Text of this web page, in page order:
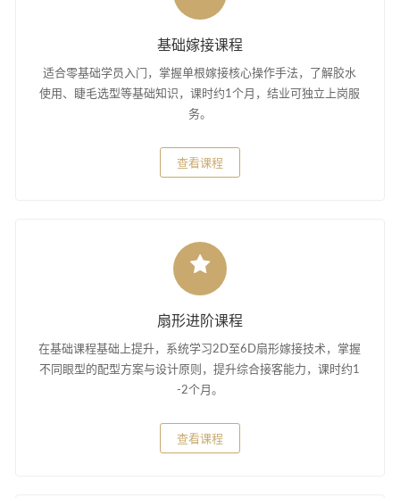
基础嫁接课程
适合零基础学员入门，掌握单根嫁接核心操作手法，了解胶水
使用、睫毛选型等基础知识，课时约1个月，结业可独立上岗服
务。
查看课程
扇形进阶课程
在基础课程基础上提升，系统学习2D至6D扇形嫁接技术，掌握
不同眼型的配型方案与设计原则，提升综合接客能力，课时约1
-2个月。
查看课程